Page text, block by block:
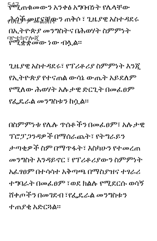
547
የሀኪምዎ መልዕክት
ባዮቴክኖሎጂ
የሚጠቁመውን አንቀፅ አግባብነት የሌላቸው
ሕጎች መሆናቸውን ጠቅሶ ፣ ጊዜያዊ አስተዳደሩ
በኢትዮጵያ መንግስትና በሕወሃት ስምምነት
የሚቋቋመው ነው ብሏል፡፡
ጊዜያዊ አስተዳደሩ፣ የፕሪቶሪያ ስምምነት እንጂ
የኢትዮጵያ የተናጠል ውሳኔ ውጤት አይደለም
የሚለው ሕወሃት አሉታዊ ድርጊት በመፈፀም
የፌዴራል መንግስቱን ከሷል፡፡
በስምምነቱ የሌሉ ጥሰቶችን በመፈፀም፣ አሉታዊ
ፕሮፓጋንዳዎች በማሰራጨት፣ የትግራይን
ታጣቂዎች ስም በማጥፋት፣ እስካሁን የተመረጠ
መንግስት እንዳይኖር ፣ የፕሪቶሪያውን ስምምነት
አፈፃፀም በተሳሳተ አቅጣጫ በማስያዝና ተፃራሪ
ተግባራት በመፈፀም ፣ወደ ክልሉ የሚደርሱ ወሳኝ
ሸቀጦችን በመገደብ ፣የፌዴራል መንግስቱን
ተጠያቂ አድርጓል፡፡